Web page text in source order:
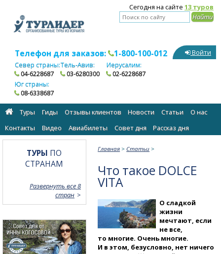
Сегодня на сайте 13 туров
Телефон для заказов: 1-800-100-012
Север страны:
04-6228687
Тель-Авив:
03-6280300
Иерусалим:
02-6228687
Юг страны:
08-6338687
Войти
Туры Гиды Отзывы клиентов Новости Статьи
О нас
Контакты
Видео Авиабилеты Cовет дня Рассказ дня
Главная > Статьи >
Что такое DOLCE
VITA
О сладкой
жизни
мечтают, если
не все,
то многие. Очень многие.
И в этом, безусловно, нет ничего
ТУРЫ ПО
СТРАНАМ
Развернуть все 8
стран